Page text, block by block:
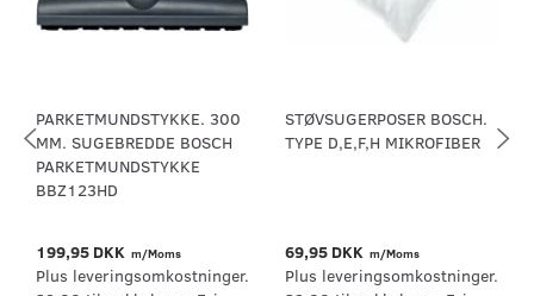
PARKETMUNDSTYKKE. 300
MM. SUGEBREDDE BOSCH
PARKETMUNDSTYKKE
BBZ123HD
199,95 DKK m/Moms
Plus leveringsomkostninger.
STØVSUGERPOSER BOSCH.
TYPE D,E,F,H MIKROFIBER
69,95 DKK m/Moms
Plus leveringsomkostninger.